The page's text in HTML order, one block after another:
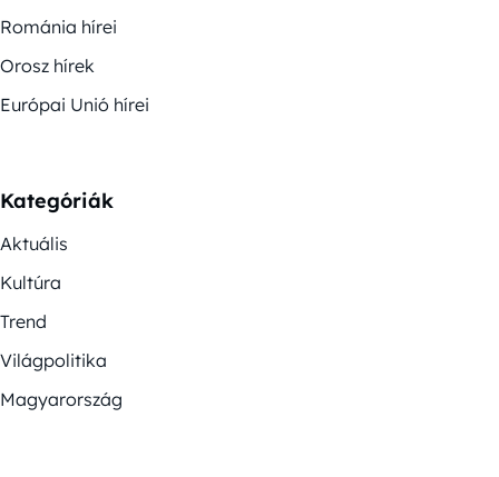
Románia hírei
Orosz hírek
Európai Unió hírei
Kategóriák
Aktuális
Kultúra
Trend
Világpolitika
Magyarország